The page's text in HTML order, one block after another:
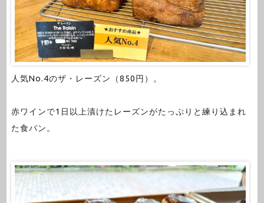
人気No.4のザ・レーズン（850円）。
赤ワインで1日以上漬けたレーズンがたっぷりと練り込まれ
た食パン。